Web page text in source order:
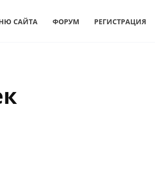
САЙТА ФОРУМ РЕГИСТРАЦИЯ